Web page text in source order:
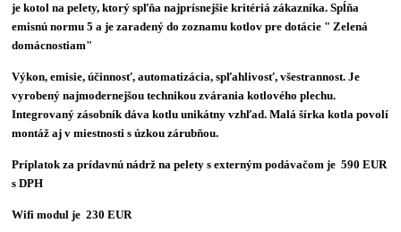
je kotol na pelety, ktorý spľňa najprísnejšie kritériá zákazníka. Spĺňa
emisnú normu 5 a je zaradený do zoznamu kotlov pre dotácie " Zelená
domácnostiam"
Výkon, emisie, účinnosť, automatizácia, spľahlivosť, všestrannost. Je
vyrobený najmodernejšou technikou zvárania kotlového plechu.
Integrovaný zásobník dáva kotlu unikátny vzhľad. Malá šírka kotla povolí
montáž aj v miestnosti s úzkou zárubňou.
Príplatok za prídavnú nádrž na pelety s externým podávačom je 590 EUR
s DPH
Wifi modul je 230 EUR